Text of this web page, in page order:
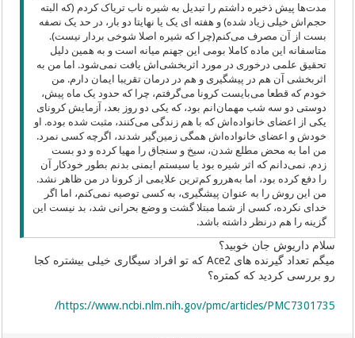
مدت‌ها پیش ذخیره داشتم را تبدیل به شیره ناب تریاک کردم (که البته
حجم‌اش خیلی زیاد شده) و هفته ای یک یا نهایتا دو بار، در حد یک نصفه
بست از آن مصرف می‌کنم(چرا که شیره اصلا شوخی بردار نیست).
متاسفانه این ماده کاملا بومی این جهنم میانه است و به همین دلیل
تحقیق علمی درخوری در مورد اثربخشی‌اش یافت نمی‌شود. اما من به
اثربخشی آن هم در پیشگیری و هم در درمان تقریبا ایمان دارم. من
خودم که قطعا می‌بایست کرونا می‌گرفتم، چرا که حدود یک ماه پیش،
دوستی دو سه شب مهمان‌انم بود، که یکی دو روز بعد، آزمایش کرونای
یکی از اعضای خانواده‌اش که با هم زندگی می‌کنند، مثبت شده بوده. او
خودش و اعضای خانواده‌اش همگی زمین‌گیر شدند، اگرچه کسی نمرد.
من اما به محض مطلع شدن، سیخ و سنجاق را مهیا کرده و دو بست
زدم. نمی‌دانم که اثر شیره بود یا سیستم ایمنی بدنم بطور خودکار آن
را دفع کرده بود، اما به‌هررو کم‌ترین علایمی از کرونا در من ظاهر نشد.
من این روش را به عنوان پیشگیری، به کسی توصیه نمی‌کنم، اما اگر
خدای نکرده، کسی از شما مبتلا گشت و وضع بحرانی شد، بد نیست این
گزینه را هم درنظر داشته باشد.
سلام داریوش جان خوبید؟
میگم تعداد گیرنده های Ace2 که تو افراد سیگاری خیلی بیشتره کجا
رو بررسی کردید که کمتره؟
https://www.ncbi.nlm.nih.gov/pmc/articles/PMC7301735/